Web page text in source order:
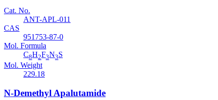
Cat. No.
ANT-APL-011
CAS
951753-87-0
Mol. Formula
C8H2F3N3S
Mol. Weight
229.18
N-Demethyl Apalutamide